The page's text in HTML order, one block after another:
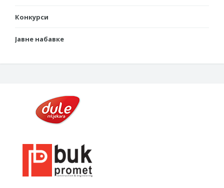
Конкурси
Јавне набавке